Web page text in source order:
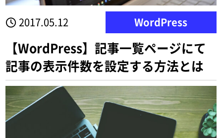
2017.05.12 WordPress
【WordPress】記事一覧ページにて
記事の表示件数を設定する方法とは